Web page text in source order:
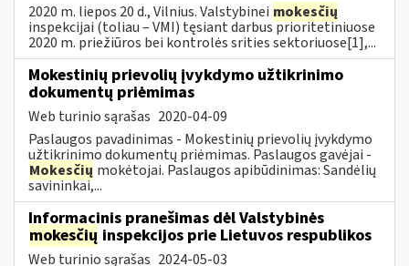
2020 m. liepos 20 d., Vilnius. Valstybinei mokesčių
inspekcijai (toliau – VMI) tęsiant darbus prioritetiniuose
2020 m. priežiūros bei kontrolės srities sektoriuose[1],...
Mokestinių prievolių įvykdymo užtikrinimo
dokumentų priėmimas
Web turinio sąrašas 2020-04-09
Paslaugos pavadinimas - Mokestinių prievolių įvykdymo
užtikrinimo dokumentų priėmimas. Paslaugos gavėjai -
Mokesčių mokėtojai. Paslaugos apibūdinimas: Sandėlių
savininkai,...
Informacinis pranešimas dėl Valstybinės
mokesčių inspekcijos prie Lietuvos respublikos
Web turinio sąrašas 2024-05-03